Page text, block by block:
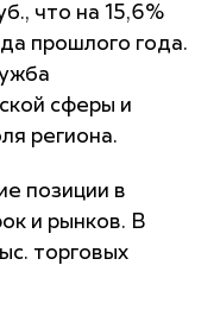
что на 15,6%
прошлого года.
сферы и
региона.
позиции в
и рынков. В
торговых